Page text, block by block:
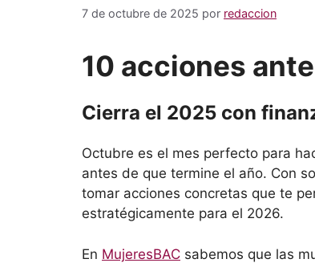
7 de octubre de 2025 por redaccion
10 acciones
Cierra el 2025 con
Octubre es el mes perfecto para
antes de que termine el año. Con
tomar acciones concretas que te
estratégicamente para el 2026.
En MujeresBAC sabemos que las